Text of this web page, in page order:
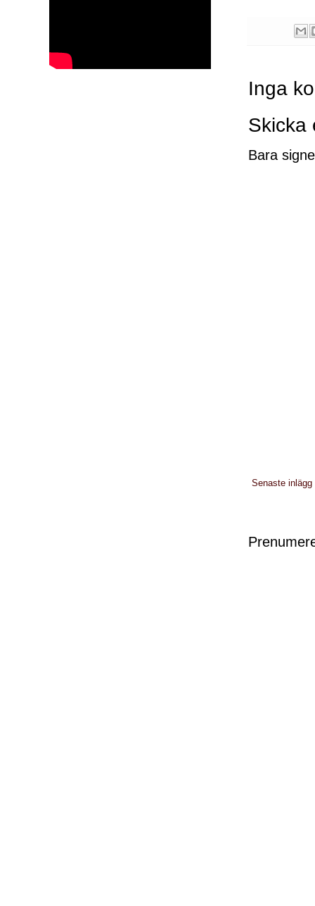
Inga
Skicka
Bara
Senaste inlägg